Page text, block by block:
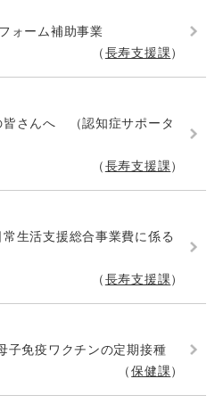
ォーム補助事業
長寿支援課
皆さんへ （認知症サポータ
長寿支援課
生活支援総合事業費に係る
長寿支援課
子免疫ワクチンの定期接種
保健課